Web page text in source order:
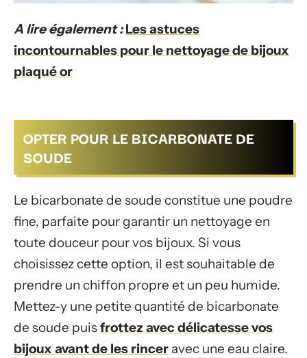
A lire également : Les astuces
incontournables pour le nettoyage de bijoux
plaqué or
OPTER POUR LE BICARBONATE DE
SOUDE
Le bicarbonate de soude constitue une poudre
fine, parfaite pour garantir un nettoyage en
toute douceur pour vos bijoux. Si vous
choisissez cette option, il est souhaitable de
prendre un chiffon propre et un peu humide.
Mettez-y une petite quantité de bicarbonate
de soude puisfrottez avec délicatesse vos
bijoux avant de les rincer avec une eau claire.